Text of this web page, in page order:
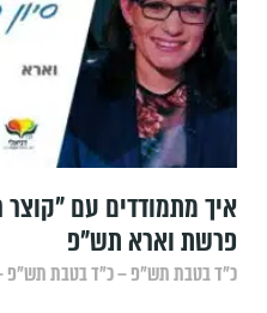
איך מתמודדים עם
פרשת וארא תש"פ
כ״ד בטבת תש״פ – כ״ד בטבת תש״פ – 21/01/